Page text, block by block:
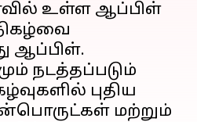
உள்ள ஆப்பிள்
ஆப்பிள்.
நடத்தப்படும்
புதிய
மற்றும்